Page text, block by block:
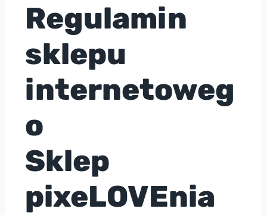
Regulamin
sklepu
internetoweg
o
Sklep
pixeLOVEnia